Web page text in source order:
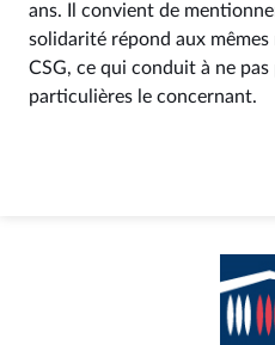
ans. Il convient de
solidarité répond aux mêmes
CSG, ce qui conduit à ne
particulières le concernant.